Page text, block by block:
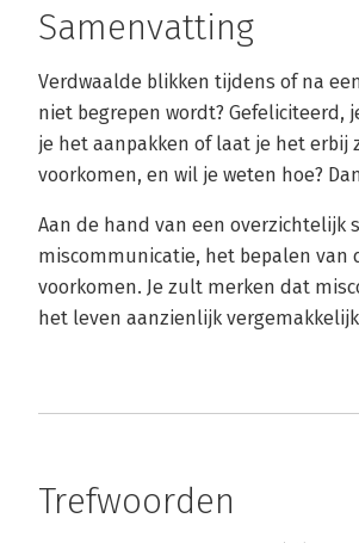
Samenvatting
Verdwaalde blikken tijdens of na
niet begrepen wordt? Gefeliciteerd,
je het aanpakken of laat je het
voorkomen, en wil je weten hoe?
Aan de hand van een overzichtelijk
miscommunicatie, het bepalen van
voorkomen. Je zult merken dat
het leven aanzienlijk
Trefwoorden